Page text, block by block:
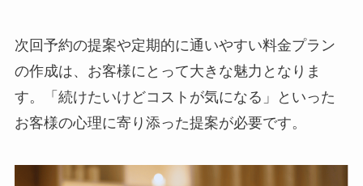
次回予約の提案や定期的に通いやすい料金プラン
の作成は、お客様にとって大きな魅力となりま
す。「続けたいけどコストが気になる」といった
お客様の心理に寄り添った提案が必要です。